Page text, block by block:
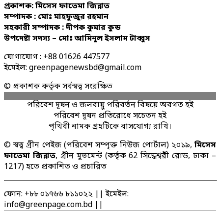
প্রকাশক: মিসেস ফাতেমা জিন্নাত
সম্পাদক : মোঃ মাহফুজুর রহমান
সহকারী সম্পাদক : দীপক কুমার কুন্ড
উপদেষ্টা সদস্য – মোঃ আমিনুল ইসলাম টাব্বুস
যোগাযোগ : +88 01626 447577
ইমেইল: greenpagenewsbd@gmail.com
© প্রকাশক কর্তৃক সর্বস্বত্ব সংরক্ষিত
পরিবেশ দূষন ও জলবায়ু পরিবর্তন বিষয়ে অবগত হই
পরিবেশ দূষন প্রতিরোধে সচেতন হই
পৃথিবী নামক গ্রহটিকে বাসযোগ্য রাখি।
© স্বত্ব গ্রীন পেইজ (পরিবেশ সম্পৃক্ত নিউজ পোর্টাল) ২০১৯, মিসেস
ফাতেমা জিন্নাত, গ্রীন মুভমেন্ট (কর্তৃক 62 সিদ্ধেশ্বরী রোড, ঢাকা –
1217) হতে প্রকাশিত ও প্রচারিত
ফোন: +৮৮ ০১৭৬৬ ৮১১০২২ || ইমেইল:
info@greenpage.com.bd ||